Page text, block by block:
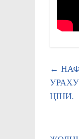
←
ЦІНИ.